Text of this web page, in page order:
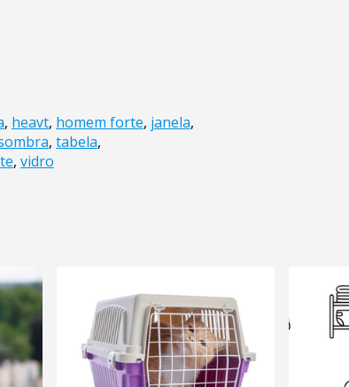
, heavt, homem forte, janela,
, tabela,
, vidro